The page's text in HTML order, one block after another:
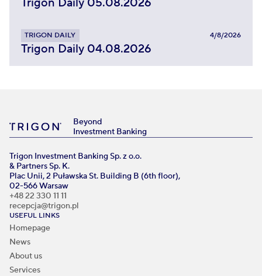
TRIGON DAILY 4/8/2026
Trigon Daily 04.08.2026
Beyond
Investment Banking
Trigon Investment Banking Sp. z o.o.
& Partners Sp. K.
Plac Unii, 2 Puławska St. Building B (6th floor),
02-566 Warsaw
+48 22 330 11 11
recepcja@trigon.pl
USEFUL LINKS
Homepage
News
About us
Services